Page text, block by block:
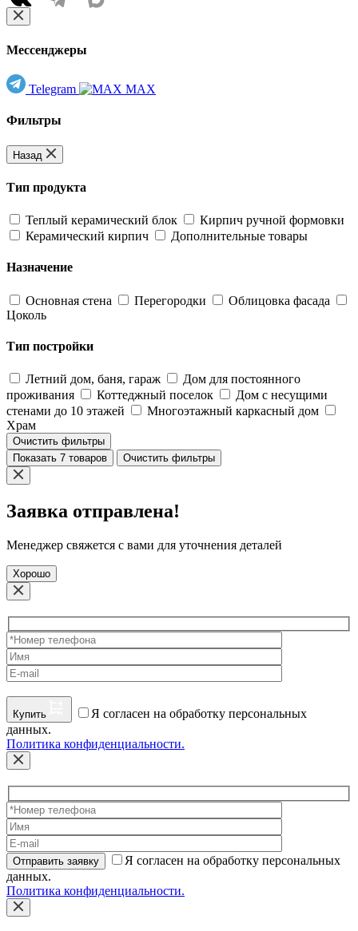
Мессенджеры
Telegram MAX
Фильтры
Назад
Тип продукта
Теплый керамический блок
Кирпич ручной формовки
Керамический кирпич
Дополнительные товары
Назначение
Основная стена Перегородки
Облицовка фасада
Цоколь
Тип постройки
Летний дом, баня, гараж
Дом для постоянного
проживания
Коттеджный поселок
Дом с несущими
стенами до 10 этажей
Многоэтажный каркасный дом
Храм
Очистить фильтры
Показать 7 товаров
Очистить фильтры
Заявка отправлена!
Менеджер свяжется с вами для уточнения деталей
Хорошо
Купить
Я согласен на обработку персональных
данных.
Политика конфиденциальности.
Отправить заявку
Я согласен на обработку персональных
данных.
Политика конфиденциальности.